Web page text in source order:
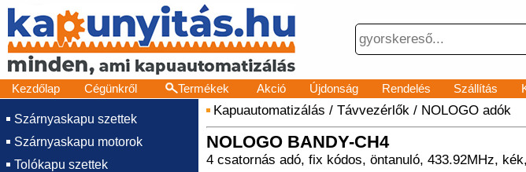
Kezdőlap Cégünkről Termékek Akció Újdonság Rendelés Szállítás
Szárnyaskapu szettek
Szárnyaskapu motorok
Tolókapu szettek
Kapuautomatizálás / Távvezérlők / NOLOGO adók
NOLOGO BANDY-CH4
4 csatornás adó, fix kódos, öntanuló, 433.92MHz,